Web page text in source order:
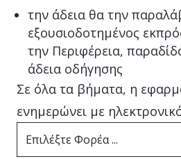
την άδεια θα την
εξουσιοδοτημένος
την Περιφέρεια,
άδεια οδήγησης
Σε όλα τα βήματα, η
ενημερώνει με
Επιλέξτε Φορέα ...